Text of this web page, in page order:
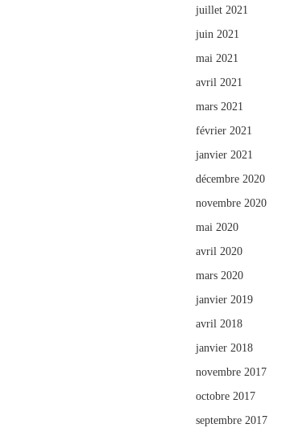
juillet 2021
juin 2021
mai 2021
avril 2021
mars 2021
février 2021
janvier 2021
décembre 2020
novembre 2020
mai 2020
avril 2020
mars 2020
janvier 2019
avril 2018
janvier 2018
novembre 2017
octobre 2017
septembre 2017